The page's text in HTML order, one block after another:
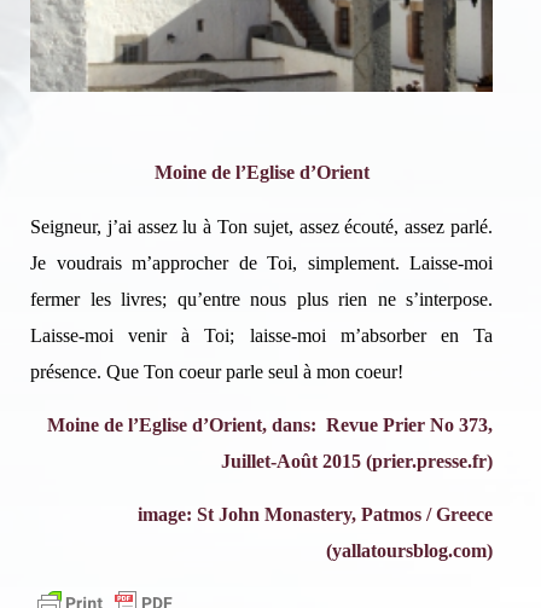
Moine de l’Eglise d’Orient
Seigneur, j’ai assez lu à Ton sujet, assez écouté, assez parlé.
Je voudrais m’approcher de Toi, simplement. Laisse-moi
fermer les livres; qu’entre nous plus rien ne s’interpose.
Laisse-moi venir à Toi; laisse-moi m’absorber en Ta
présence. Que Ton coeur parle seul à mon coeur!
Moine de l’Eglise d’Orient, dans: Revue Prier No 373,
Juillet-Août 2015 (prier.presse.fr)
image: St John Monastery, Patmos / Greece
(yallatoursblog.com)